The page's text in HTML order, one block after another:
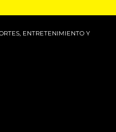
ENTRETENIMIENTO Y